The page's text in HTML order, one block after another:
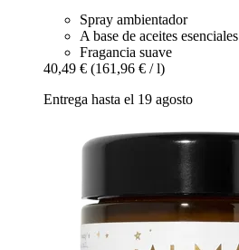
Spray ambientador
A base de aceites esenciales
Fragancia suave
40,49 € (161,96 € / l)
Entrega hasta el 19 agosto